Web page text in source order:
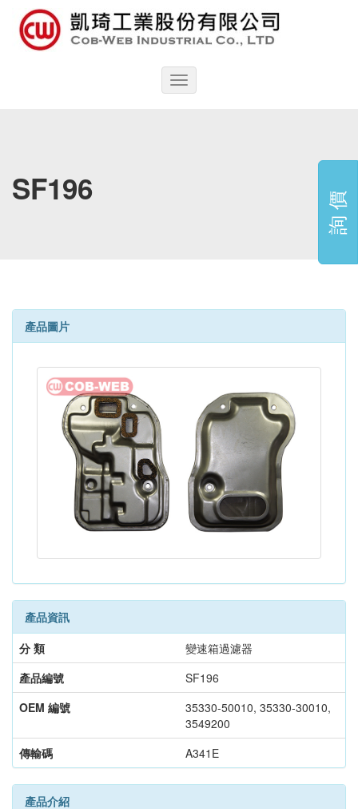
Toggle
navigation
詢 價
SF196
產品圖片
產品資訊
分 類
變速箱過濾器
產品編號
SF196
OEM 編號
35330-50010, 35330-30010,
3549200
傳輸碼
A341E
產品介紹